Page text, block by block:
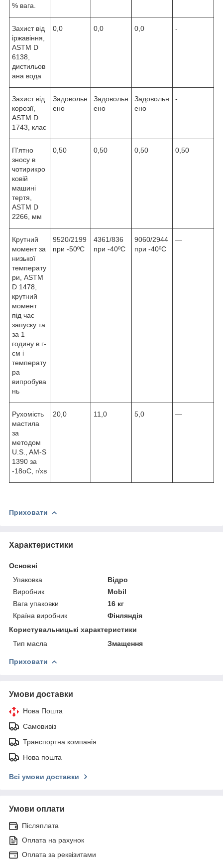
% вага.
Захист від
іржавіння,
ASTM D
6138,
дистильов
ана вода
0,0 0,0 0,0 -
Захист від
корозії,
ASTM D
1743, клас
Задовольн
ено
Задовольн
ено
Задовольн
ено
-
П'ятно
зносу в
чотирикро
ковій
машині
тертя,
ASTM D
2266, мм
0,50 0,50 0,50 0,50
Крутний
момент за
низької
температу
ри, ASTM
D 1478,
крутний
момент
під час
запуску та
за 1
годину в г-
см і
температу
ра
випробува
нь
9520/2199
при -50ºC
4361/836
при -40ºC
9060/2944
при -40ºC
—
Рухомість
мастила
за
методом
U.S., AM-S
1390 за
-18oC, г/хв
20,0 11,0 5,0 —
Приховати
Характеристики
Основні
Упаковка
Відро
Виробник
Mobil
Вага упаковки
16 кг
Країна виробник
Фінляндія
Користувальницькі характеристики
Тип масла
Змащення
Приховати
Умови доставки
Нова Пошта
Самовивіз
Транспортна компанія
Нова пошта
Всі умови доставки
Умови оплати
Післяплата
Оплата на рахунок
Оплата за реквізитами